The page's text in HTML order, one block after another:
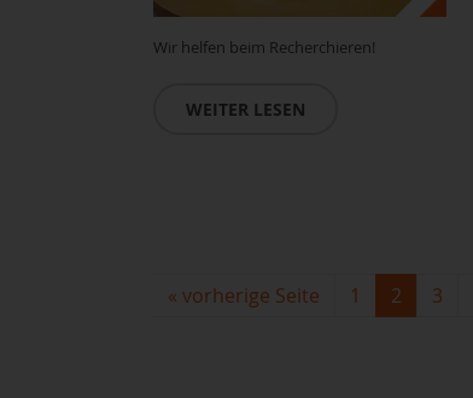
Wir helfen beim Recherchieren!
WEITER LESEN
« vorherige Seite 1 2 3